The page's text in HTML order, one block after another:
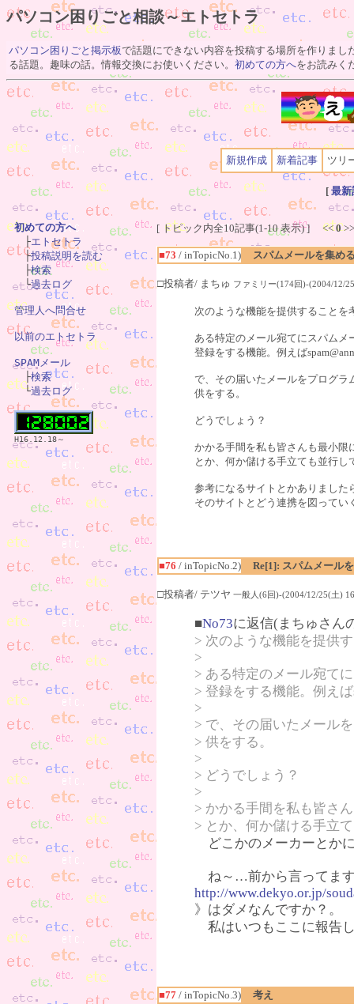
パソコン困りごと相談～エトセトラ
パソコン困りごと掲示板で話題にできない内容を投稿する場所を作りまし
る話題。趣味の話。情報交換にお使いください。 初めての方へをお読みく
新規作成 新着記事 ツリ
[ 最新
[ トピック内全10記事(1-10 表示) ] <<0>>
■73 / inTopicNo.1) スパムメールを集め
□投稿者/ まちゅ ファミリー(174回)-(2004/12/
次のような機能を提供することを
ある特定のメール宛てにスパム
登録をする機能。例えば
で、その届いたメールをプログラ
供をする。
どうでしょう？
かかる手間を私も皆さんも最小限
とか、何か儲ける手立ても並行し
参考になるサイトとかありました
そのサイトとどう連携を図って
■76 / inTopicNo.2) Re[1]: スパムメール
□投稿者/ テツヤ 一般人(6回)-(2004/12/25(土)
■No73に返信(まちゅさん
> 次のような機能を提供
>
> ある特定のメール宛て
> 登録をする機能。例え
>
> で、その届いたメール
> 供をする。
>
> どうでしょう？
>
> かかる手間を私も皆さ
> とか、何か儲ける手立
どこかのメーカーとか
ね～…前から言ってます
http://www.dekyo.or.jp/
》はダメなんですか？。
私はいつもここに報告
■77 / inTopicNo.3) 考え
初めての方へ
├エトセトラ
├投稿説明を読む
├検索
└過去ログ
管理人へ問合せ
以前のエトセトラ
SPAMメール
├検索
└過去ログ
H16.12.18～